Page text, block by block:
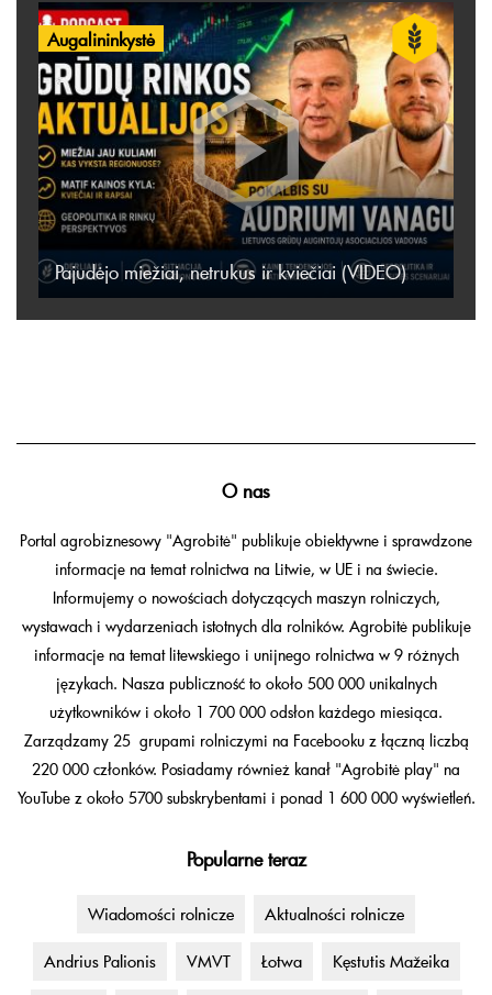
Augalininkystė
Pajudėjo miežiai, netrukus ir kviečiai (VIDEO)
O nas
Portal agrobiznesowy "Agrobitė" publikuje obiektywne i sprawdzone
informacje na temat rolnictwa na Litwie, w UE i na świecie.
Informujemy o nowościach dotyczących maszyn rolniczych,
wystawach i wydarzeniach istotnych dla rolników. Agrobitė publikuje
informacje na temat litewskiego i unijnego rolnictwa w 9 różnych
językach. Nasza publiczność to około 500 000 unikalnych
użytkowników i około 1 700 000 odsłon każdego miesiąca.
Zarządzamy 25 grupami rolniczymi na Facebooku z łączną liczbą
220 000 członków. Posiadamy również kanał "Agrobitė play" na
YouTube z około 5700 subskrybentami i ponad 1 600 000 wyświetleń.
Popularne teraz
Wiadomości rolnicze Aktualności rolnicze
Andrius Palionis VMVT Łotwa Kęstutis Mažeika